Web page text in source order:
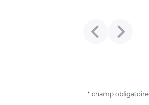
* champ obligatoire